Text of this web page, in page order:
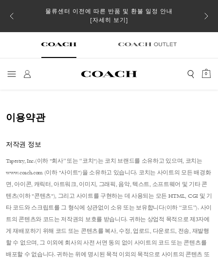
스트
물류센터 이전에 따른 반품 및 환불 일정 안내
[자세히 보기]
일부
0
이용약관
저작권 정보
Tapestry, Inc.(이하 "회사” 또는 “코치")는 코치 브랜드를 소유하고 있으며, 코치는
www.coach.com (이하 "사이트")을 소유하고 있습니다. 코치는 사이트의 모든 배경화
면, 아이콘, 캐릭터, 아트워크, 이미지, 그래픽, 음악, 텍스트, 소프트웨어 및 기타 콘
텐츠(이하 "콘텐츠"), 그리고 사이트를 구현하는 데 사용되는 모든 HTML, CGI 및 기
타 코드와 스크립트를 그 형식에 상관없이 소유 또는 보유합니다(이하 “코드”). 사이
트의 콘텐츠와 코드는 저작권의 보호를 받습니다. 귀하는 상업적 목적으로 제3자에
게 재배포하기 위해 코드 또는 콘텐츠를 복사, 수정, 업로드, 다운로드, 전송, 재발행
할 수 없으며, 그 이외에 회사의 사전 서면 동의 없이 사이트의 코드 또는 콘텐츠를
배포할 수 없습니다. 귀하는 위에 명시된 목적 이외의 목적으로 사이트의 콘텐츠 또